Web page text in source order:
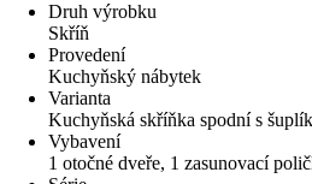
Druh výrobku
Skříň
Provedení
Kuchyňský nábytek
Varianta
Kuchyňská skříňka spodní s
Vybavení
1 otočné dveře, 1 zasunovací